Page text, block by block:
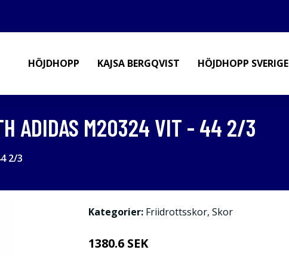
HÖJDHOPP KAJSA BERGQVIST HÖJDHOPP SVERIGE
ADIDAS M20324 VIT - 44 2/3
2/3
Kategorier: Friidrottsskor, Skor
1380.6 SEK